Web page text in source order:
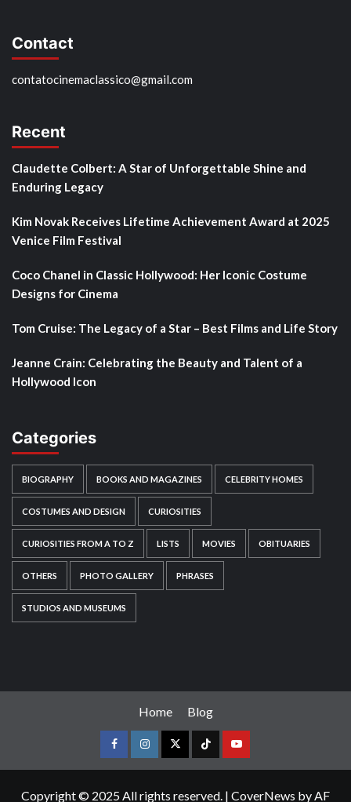
Contact
contatocinemaclassico@gmail.com
Recent
Claudette Colbert: A Star of Unforgettable Shine and
Enduring Legacy
Kim Novak Receives Lifetime Achievement Award at 2025
Venice Film Festival
Coco Chanel in Classic Hollywood: Her Iconic Costume
Designs for Cinema
Tom Cruise: The Legacy of a Star – Best Films and Life Story
Jeanne Crain: Celebrating the Beauty and Talent of a
Hollywood Icon
Categories
BIOGRAPHY BOOKS AND MAGAZINES CELEBRITY HOMES
COSTUMES AND DESIGN CURIOSITIES
CURIOSITIES FROM A TO Z LISTS MOVIES OBITUARIES
OTHERS PHOTO GALLERY PHRASES
STUDIOS AND MUSEUMS
Home Blog
Copyright © 2025 All rights reserved. | CoverNews by AF